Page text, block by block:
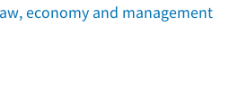
economy and management